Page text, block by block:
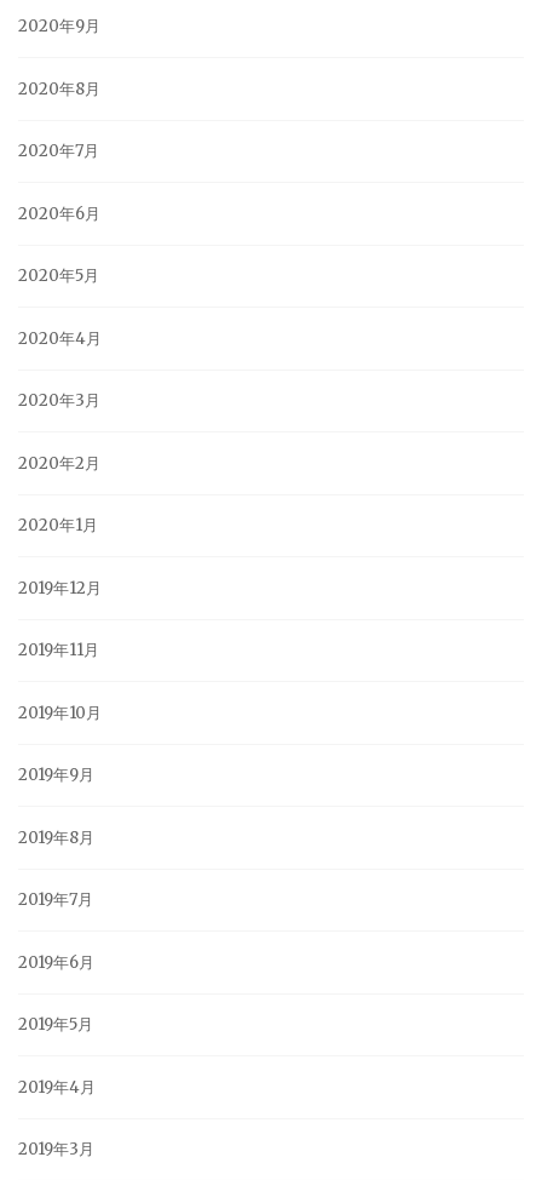
2020年9月
2020年8月
2020年7月
2020年6月
2020年5月
2020年4月
2020年3月
2020年2月
2020年1月
2019年12月
2019年11月
2019年10月
2019年9月
2019年8月
2019年7月
2019年6月
2019年5月
2019年4月
2019年3月